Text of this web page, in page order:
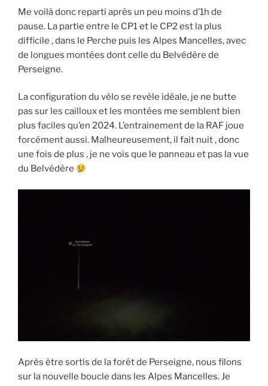
Me voilà donc reparti après un peu moins d’1h de
pause. La partie entre le CP1 et le CP2 est la plus
difficile , dans le Perche puis les Alpes Mancelles, avec
de longues montées dont celle du Belvédère de
Perseigne.
La configuration du vélo se revèle idéale, je ne butte
pas sur les cailloux et les montées me semblent bien
plus faciles qu’en 2024. L’entrainement de la RAF joue
forcément aussi. Malheureusement, il fait nuit , donc
une fois de plus , je ne vois que le panneau et pas la vue
du Belvédère
Après être sortis de la forêt de Perseigne, nous filons
sur la nouvelle boucle dans les Alpes Mancelles. Je